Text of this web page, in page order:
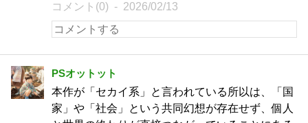
コメント(0) 2026/02/13
PSオットット
本作が「セカイ系」と言われている所以は、「国
家」や「社会」という共同幻想が存在せず、個人